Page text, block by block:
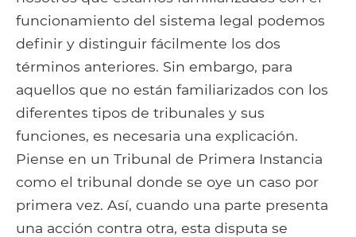
funcionamiento del sistema legal podemos
definir y distinguir fácilmente los dos
términos anteriores. Sin embargo, para
aquellos que no están familiarizados con los
diferentes tipos de tribunales y sus
funciones, es necesaria una explicación.
Piense en un Tribunal de Primera Instancia
como el tribunal donde se oye un caso por
primera vez. Así, cuando una parte presenta
una acción contra otra, esta disputa se